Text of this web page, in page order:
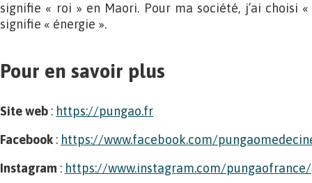
signifie « roi » en Maori. Pour ma société, j’ai choisi
signifie « énergie ».
Pour en savoir plus
Site web : https://pungao.fr
Facebook : https://www.facebook.com/
Instagram : https://www.instagram.com/pungaofrance/